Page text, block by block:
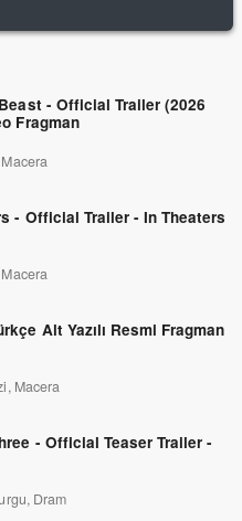
- Official Trailer (2026
Fragman
- Official Trailer - In Theaters
Alt Yazılı Resmi Fragman
Macera
- Official Teaser Trailer -
Dram